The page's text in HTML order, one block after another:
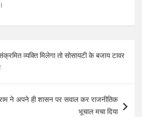
व्यक्ति मिलेगा तो सोसायटी के बजाय टावर
ने अपने ही शासन पर सवाल कर राजनीतिक
भूचाल मचा दिया